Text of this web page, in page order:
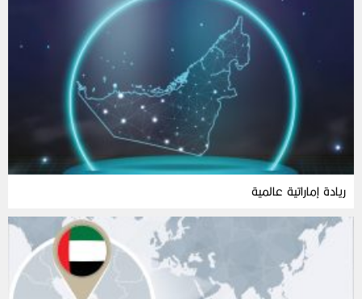
ريادة إماراتية عالمية